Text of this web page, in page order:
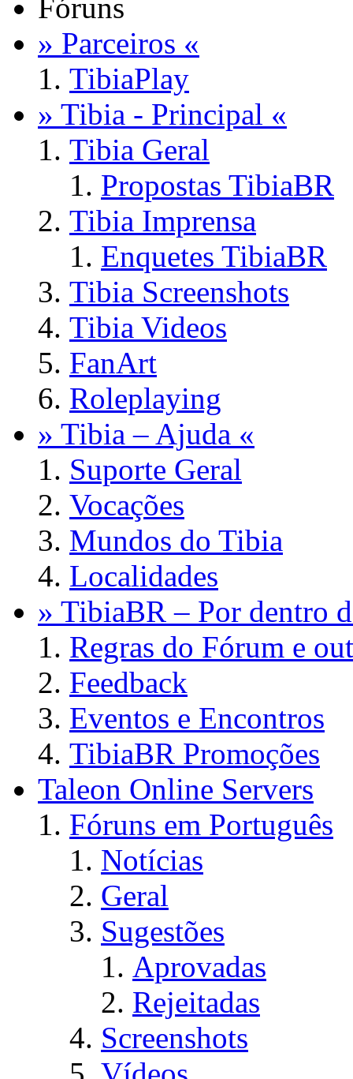
Fóruns
» Parceiros «
TibiaPlay
» Tibia - Principal «
Tibia Geral
Propostas TibiaBR
Tibia Imprensa
Enquetes TibiaBR
Tibia Screenshots
Tibia Videos
FanArt
Roleplaying
» Tibia – Ajuda «
Suporte Geral
Vocações
Mundos do Tibia
Localidades
» TibiaBR – Por dentro
Regras do Fórum e
Feedback
Eventos e Encontros
TibiaBR Promoções
Taleon Online Servers
Fóruns em Português
Notícias
Geral
Sugestões
Aprovadas
Rejeitadas
Screenshots